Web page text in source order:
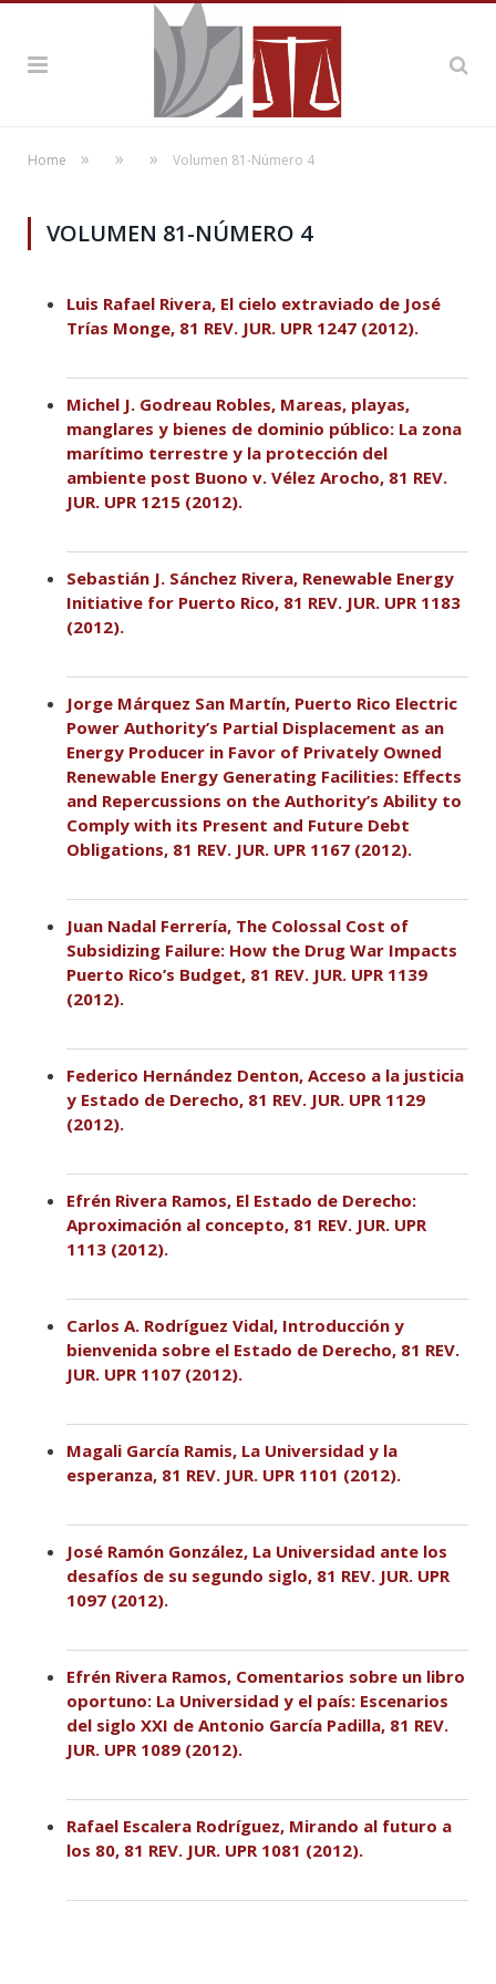
Home » » » Volumen 81-Número 4
VOLUMEN 81-NÚMERO 4
Luis Rafael Rivera, El cielo extraviado de José
Trías Monge, 81 REV. JUR. UPR 1247 (2012).
Michel J. Godreau Robles, Mareas, playas,
manglares y bienes de dominio público: La zona
marítimo terrestre y la protección del
ambiente post Buono v. Vélez Arocho, 81 REV.
JUR. UPR 1215 (2012).
Sebastián J. Sánchez Rivera, Renewable Energy
Initiative for Puerto Rico, 81 REV. JUR. UPR 1183
(2012).
Jorge Márquez San Martín, Puerto Rico Electric
Power Authority’s Partial Displacement as an
Energy Producer in Favor of Privately Owned
Renewable Energy Generating Facilities: Effects
and Repercussions on the Authority’s Ability to
Comply with its Present and Future Debt
Obligations, 81 REV. JUR. UPR 1167 (2012).
Juan Nadal Ferrería, The Colossal Cost of
Subsidizing Failure: How the Drug War Impacts
Puerto Rico’s Budget, 81 REV. JUR. UPR 1139
(2012).
Federico Hernández Denton, Acceso a la justicia
y Estado de Derecho, 81 REV. JUR. UPR 1129
(2012).
Efrén Rivera Ramos, El Estado de Derecho:
Aproximación al concepto, 81 REV. JUR. UPR
1113 (2012).
Carlos A. Rodríguez Vidal, Introducción y
bienvenida sobre el Estado de Derecho, 81 REV.
JUR. UPR 1107 (2012).
Magali García Ramis, La Universidad y la
esperanza, 81 REV. JUR. UPR 1101 (2012).
José Ramón González, La Universidad ante los
desafíos de su segundo siglo, 81 REV. JUR. UPR
1097 (2012).
Efrén Rivera Ramos, Comentarios sobre un libro
oportuno: La Universidad y el país: Escenarios
del siglo XXI de Antonio García Padilla, 81 REV.
JUR. UPR 1089 (2012).
Rafael Escalera Rodríguez, Mirando al futuro a
los 80, 81 REV. JUR. UPR 1081 (2012).